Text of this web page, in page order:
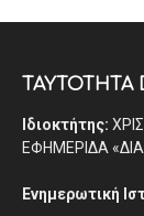
ΤΑΥΤΟΤΗΤΑ
Ιδιοκτήτης:
ΕΦΗΜΕΡΙΔΑ
Ενημερωτική